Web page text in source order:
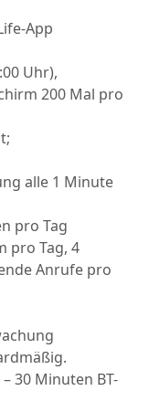
App
Uhr),
200 Mal pro
alle 1 Minute
pro Tag
pro Tag, 4
Anrufe pro
30 Minuten BT-